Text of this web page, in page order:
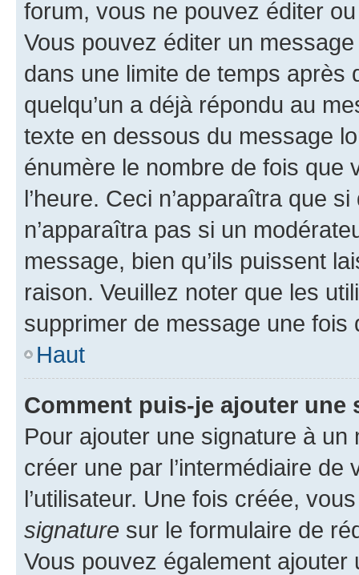
forum, vous ne pouvez éditer
Vous pouvez éditer un
dans une limite de temps après
quelqu’un a déjà répondu au
texte en dessous du message
énumère le nombre de fois que
l’heure. Ceci n’apparaîtra que
n’apparaîtra pas si un
message, bien qu’ils puissent
raison. Veuillez noter que les
supprimer de message une fois
Haut
Comment puis-je ajouter une
Pour ajouter une signature à un
créer une par l’intermédiaire
l’utilisateur. Une fois créée,
signature sur le formulaire de
Vous pouvez également